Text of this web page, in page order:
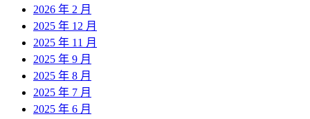
2026 年 2 月
2025 年 12 月
2025 年 11 月
2025 年 9 月
2025 年 8 月
2025 年 7 月
2025 年 6 月